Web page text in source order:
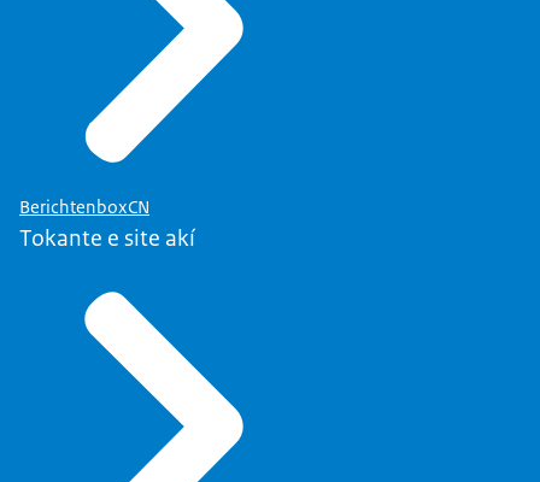
BerichtenboxCN
Tokante e site akí